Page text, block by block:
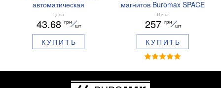
автоматическая
ARABESKI 0.5 мм
ароматизированный грипп
синие чернила в блистере
BM.8379-02
Цена
43.68 грн
шт
КУПИТЬ
магнитов Buromax SPACE
12 шт 30 мм BM.0048
Цена
257 грн
шт
КУПИТЬ